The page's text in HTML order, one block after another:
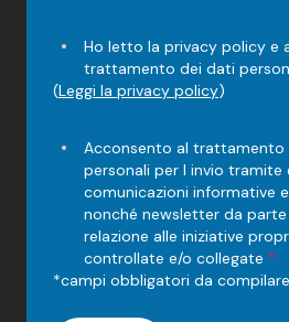
Ho letto la privacy policy e
trattamento dei dati
(Leggi la privacy policy)
Acconsento al trattamento
personali per l invio tramite
comunicazioni informative
nonché newsletter da
relazione alle iniziative
controllate e/o collegate *
*campi obbligatori da compilare